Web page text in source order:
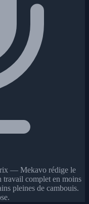
— Mekavo rédige le
travail complet en moins
pleines de cambouis.